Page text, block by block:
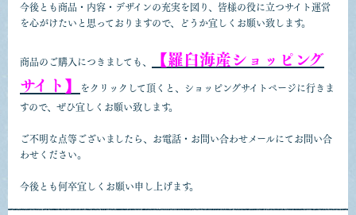
今後とも商品・内容・デザインの充実を図り、皆様の役に立つサイト運営
を心がけたいと思っておりますので、どうか宜しくお願い致します。
商品のご購入につきましても、
【羅臼海産ショッピング
サイト】
をクリックして頂くと、ショッピングサイトページに行きま
すので、ぜひ宜しくお願い致します。
ご不明な点等ございましたら、お電話・お問い合わせメールにてお問い合
わせください。
今後とも何卒宜しくお願い申し上げます。